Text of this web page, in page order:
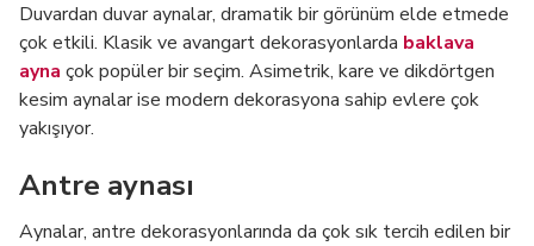
Duvardan duvar aynalar, dramatik bir görünüm elde etmede
çok etkili. Klasik ve avangart dekorasyonlarda baklava
ayna çok popüler bir seçim. Asimetrik, kare ve dikdörtgen
kesim aynalar ise modern dekorasyona sahip evlere çok
yakışıyor.
Antre aynası
Aynalar, antre dekorasyonlarında da çok sık tercih edilen bir